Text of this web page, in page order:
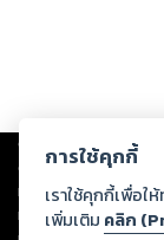
Copyright © 2026
ต่อผลงานหรือเนื้อหาใด
ทรัพย์สินทางปัญญาขอ
ทุกท่านโปรดใช้วิจารณ
การใช้คุกกี้
เราใช้คุกกี้เพื่อ
เพิ่มเติม คลิก